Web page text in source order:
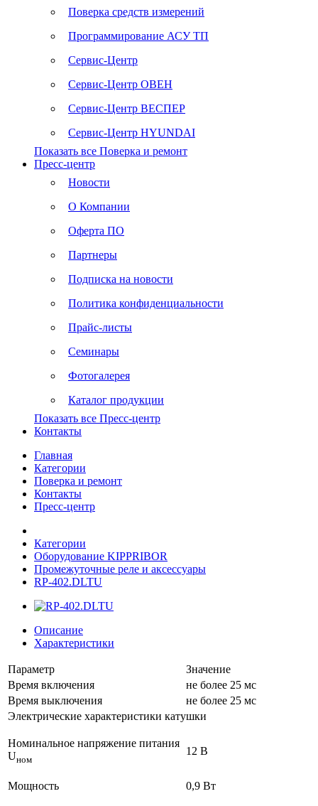
Поверка средств измерений
Программирование АСУ ТП
Сервис-Центр
Сервис-Центр ОВЕН
Сервис-Центр ВЕСПЕР
Сервис-Центр HYUNDAI
Показать все Поверка и ремонт
Пресс-центр
Новости
О Компании
Оферта ПО
Партнеры
Подписка на новости
Политика конфиденциальности
Прайс-листы
Семинары
Фотогалерея
Каталог продукции
Показать все Пресс-центр
Контакты
Главная
Категории
Поверка и ремонт
Контакты
Пресс-центр
Категории
Оборудование KIPPRIBOR
Промежуточные реле и аксессуары
RP-402.DLTU
Описание
Характеристики
Параметр
Значение
Время включения
не более 25 мс
Время выключения
не более 25 мс
Электрические характеристики катушки
Номинальное напряжение питания
Uном
12 В
Мощность 0,9 Вт